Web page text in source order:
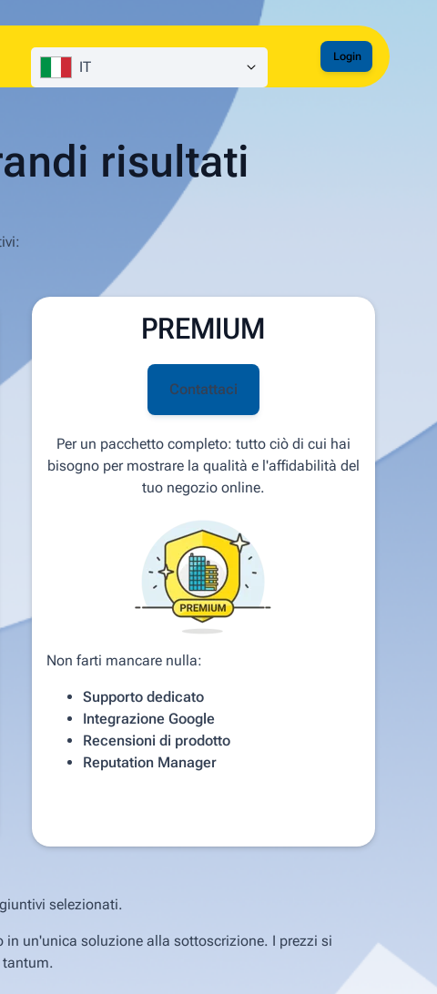
IT
Login
risultati
PREMIUM
Contattaci
Per un pacchetto completo: tutto ciò di cui hai
bisogno per mostrare la qualità e l'affidabilità del
tuo negozio online.
Non farti mancare nulla:
Supporto dedicato
Integrazione Google
Recensioni di prodotto
Reputation Manager
selezionati.
un'unica soluzione alla sottoscrizione. I prezzi si
tantum.